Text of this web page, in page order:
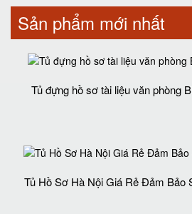
Sản phẩm mới nhất
Tủ đựng hồ sơ tài liệu văn phòng
Tủ Hồ Sơ Hà Nội Giá Rẻ Đảm Bảo